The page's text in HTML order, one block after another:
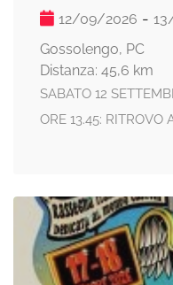
12/09/2026 -
Gossolengo, PC
Distanza: 45,6 km
SABATO 12
ORE 13.45: RITROVO